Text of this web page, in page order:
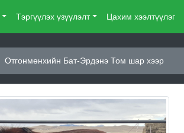
Тэргүүлэх үзүүлэлт Цахим хээлтүүлэг
Отгонмөнхийн Бат-Эрдэнэ Том шар хээр